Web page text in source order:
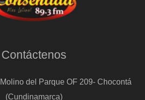
Contáctenos
del Parque OF 209- Chocontá
(Cundinamarca)